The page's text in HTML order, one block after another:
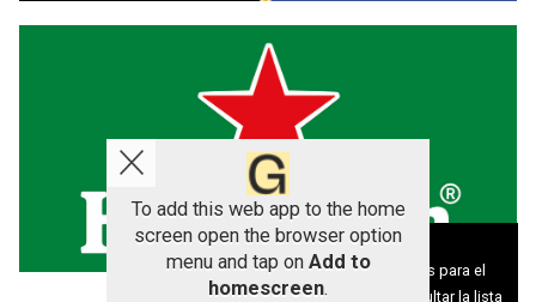
To add this web app to the home
screen open the browser option
menu and tap on Add to
homescreen.
Aviso sobre el Uso de cookies:
Utilizamos cookies nuestras y de terceros para el
funcionamiento del digital. Puedes consultar la lista